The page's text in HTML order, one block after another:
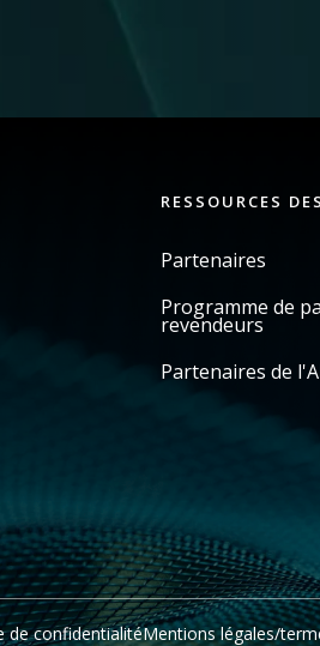
RESSOURCES
Partenaires
Programme de
revendeurs
Partenaires de
de confidentialitéMentions légales/